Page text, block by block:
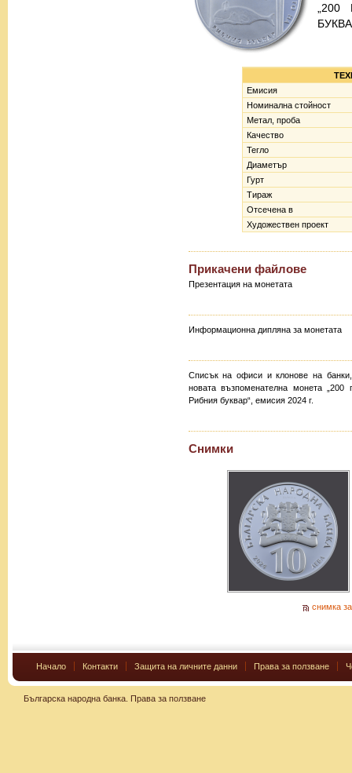
Емисия
Номинална стойност
Метал, проба
Качество
Тегло
Диаметър
Гурт
Тираж
Отсечена в
Художествен проект
Прикачени файлове
Презентация на монетата
Информационна дипляна за монетата
Списък на офиси и клонове на
новата възпоменателна монета „200
Рибния буквар“, емисия 2024 г.
Снимки
снимка
Начало Контакти Защита на личните данни Права за ползване
Българска народна банка. Права за ползване